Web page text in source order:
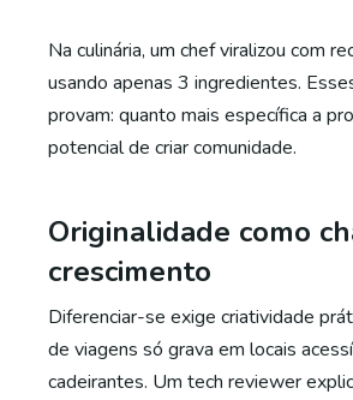
Na culinária, um chef viralizou com
usando apenas 3 ingredientes.
provam: quanto mais específica a
potencial de criar comunidade.
Originalidade como
crescimento
Diferenciar-se exige criatividade
de viagens só grava em locais
cadeirantes. Um tech reviewer